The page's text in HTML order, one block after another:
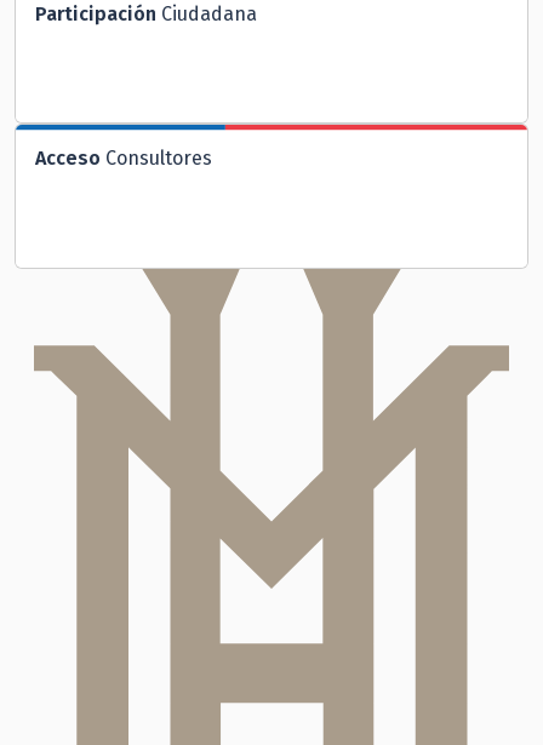
Participación Ciudadana
Acceso Consultores